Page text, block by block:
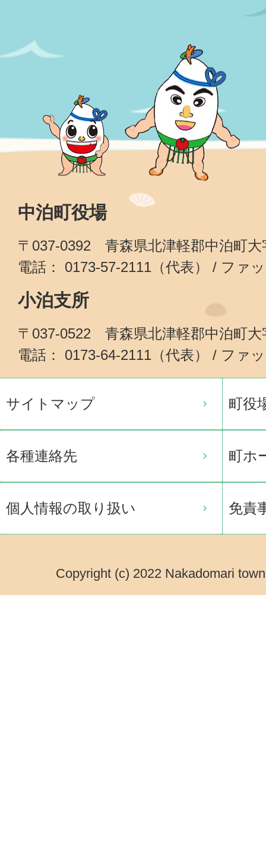
中泊町役場
〒037-0392 青森県北津軽郡中泊町大
電話： 0173-57-2111（代表） / ファ
小泊支所
〒037-0522 青森県北津軽郡中泊町大
電話： 0173-64-2111（代表） / ファ
サイトマップ 町役
各種連絡先 町ホ
個人情報の取り扱い 免責
Copyright (c) 2022 Nakadomari